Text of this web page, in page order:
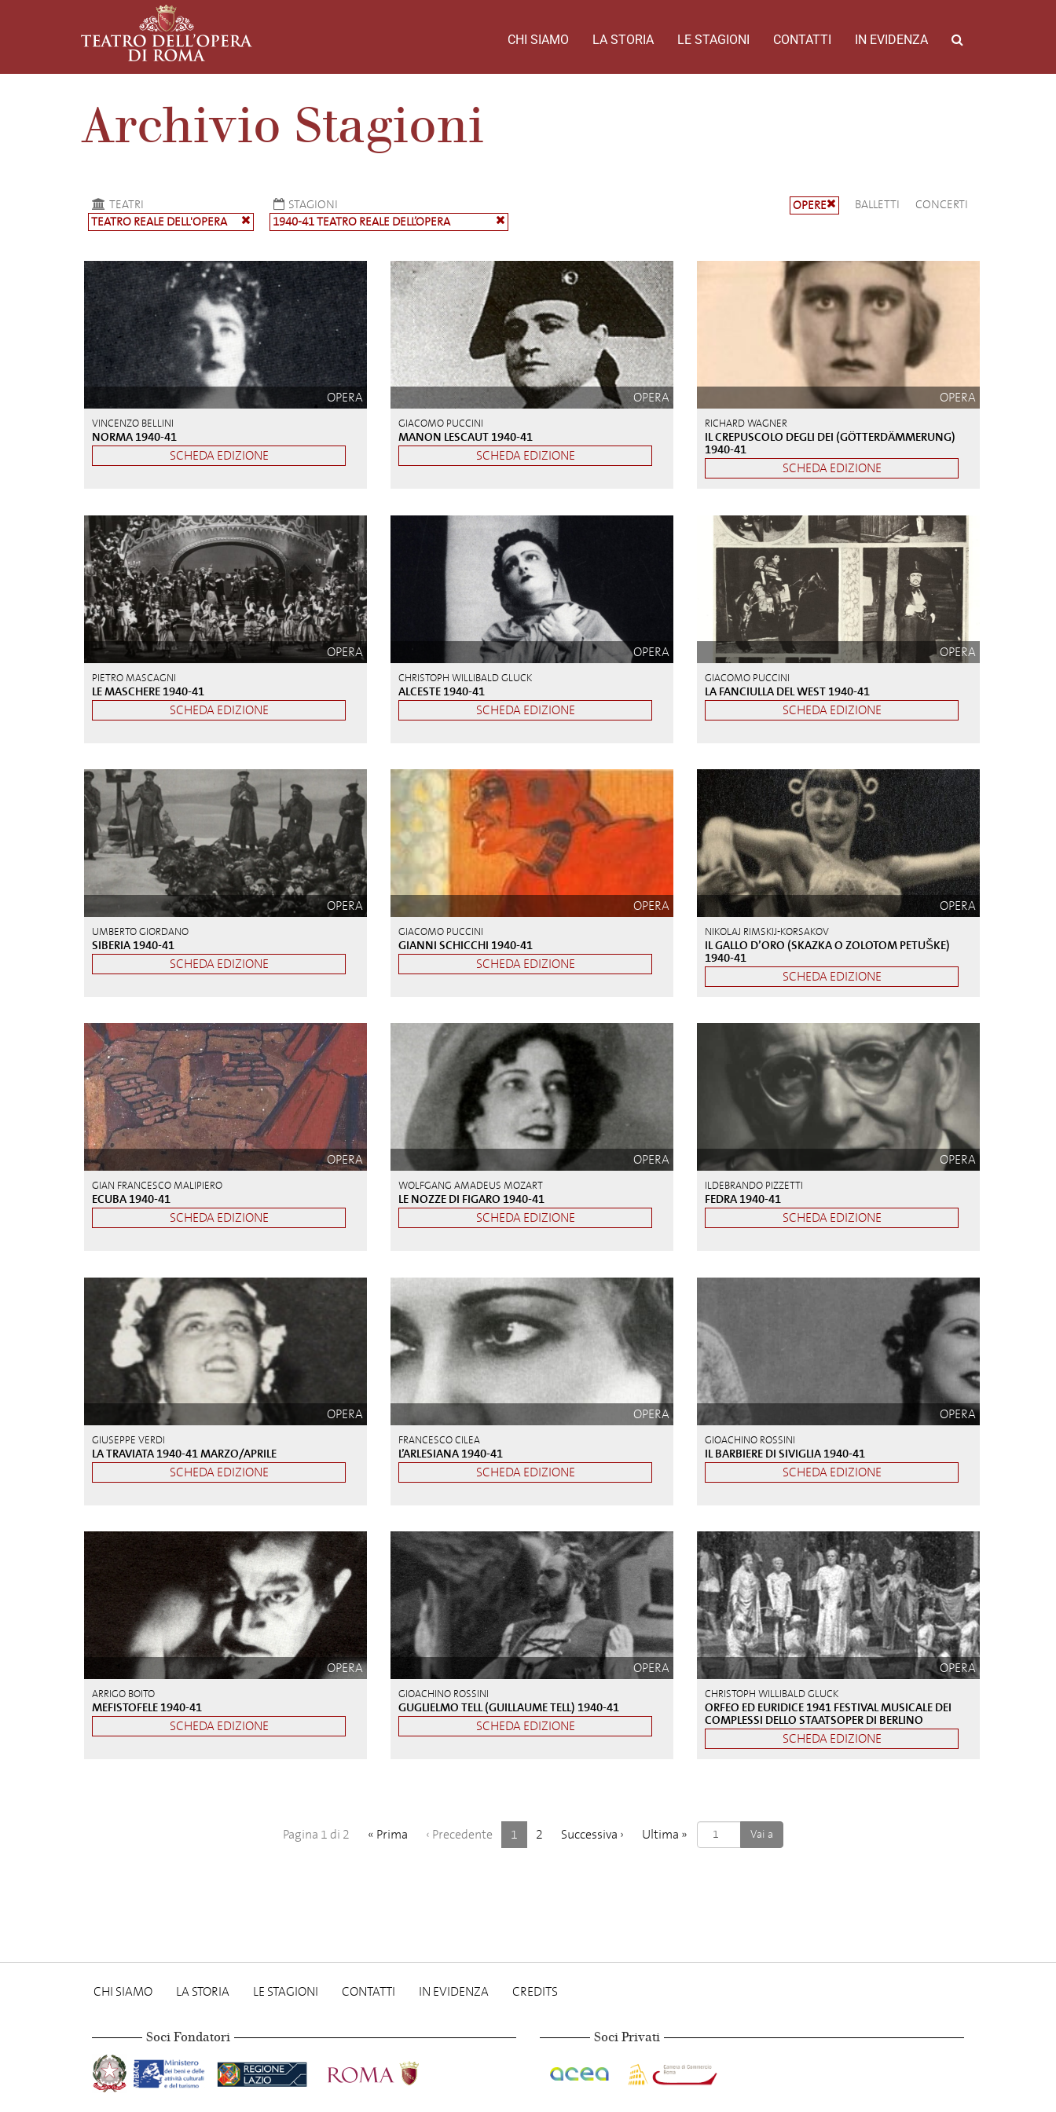
CHI SIAMO LA STORIA LE STAGIONI CONTATTI IN EVIDENZA
Archivio Stagioni
TEATRI
TEATRO REALE DELL'OPERA
STAGIONI
1940-41 TEATRO REALE DELL’OPERA
OPERE BALLETTI CONCERTI
OPERA
VINCENZO BELLINI
NORMA 1940-41
SCHEDA EDIZIONE
OPERA
GIACOMO PUCCINI
MANON LESCAUT 1940-41
SCHEDA EDIZIONE
OPERA
RICHARD WAGNER
IL CREPUSCOLO DEGLI DEI (GÖTTERDÄMMERUNG)
1940-41
SCHEDA EDIZIONE
OPERA
PIETRO MASCAGNI
LE MASCHERE 1940-41
SCHEDA EDIZIONE
OPERA
CHRISTOPH WILLIBALD GLUCK
ALCESTE 1940-41
SCHEDA EDIZIONE
OPERA
GIACOMO PUCCINI
LA FANCIULLA DEL WEST 1940-41
SCHEDA EDIZIONE
OPERA
UMBERTO GIORDANO
SIBERIA 1940-41
SCHEDA EDIZIONE
OPERA
GIACOMO PUCCINI
GIANNI SCHICCHI 1940-41
SCHEDA EDIZIONE
OPERA
NIKOLAJ RIMSKIJ-KORSAKOV
IL GALLO D’ORO (SKAZKA O ZOLOTOM PETUŠKE)
1940-41
SCHEDA EDIZIONE
OPERA
GIAN FRANCESCO MALIPIERO
ECUBA 1940-41
SCHEDA EDIZIONE
OPERA
WOLFGANG AMADEUS MOZART
LE NOZZE DI FIGARO 1940-41
SCHEDA EDIZIONE
OPERA
ILDEBRANDO PIZZETTI
FEDRA 1940-41
SCHEDA EDIZIONE
OPERA
GIUSEPPE VERDI
LA TRAVIATA 1940-41 MARZO/APRILE
SCHEDA EDIZIONE
OPERA
FRANCESCO CILEA
L’ARLESIANA 1940-41
SCHEDA EDIZIONE
OPERA
GIOACHINO ROSSINI
IL BARBIERE DI SIVIGLIA 1940-41
SCHEDA EDIZIONE
OPERA
ARRIGO BOITO
MEFISTOFELE 1940-41
SCHEDA EDIZIONE
OPERA
GIOACHINO ROSSINI
GUGLIELMO TELL (GUILLAUME TELL) 1940-41
SCHEDA EDIZIONE
OPERA
CHRISTOPH WILLIBALD GLUCK
ORFEO ED EURIDICE 1941 FESTIVAL MUSICALE DEI
COMPLESSI DELLO STAATSOPER DI BERLINO
SCHEDA EDIZIONE
Pagina 1 di 2 « Prima ‹ Precedente 1
c
)
2 Successiva › Ultima »
CHI SIAMO LA STORIA LE STAGIONI CONTATTI IN EVIDENZA CREDITS
Soci Fondatori Soci Privati